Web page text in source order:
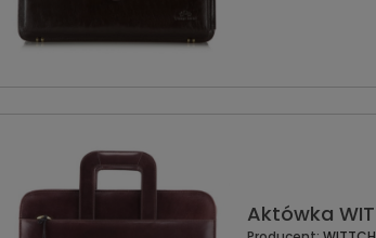
Aktówka